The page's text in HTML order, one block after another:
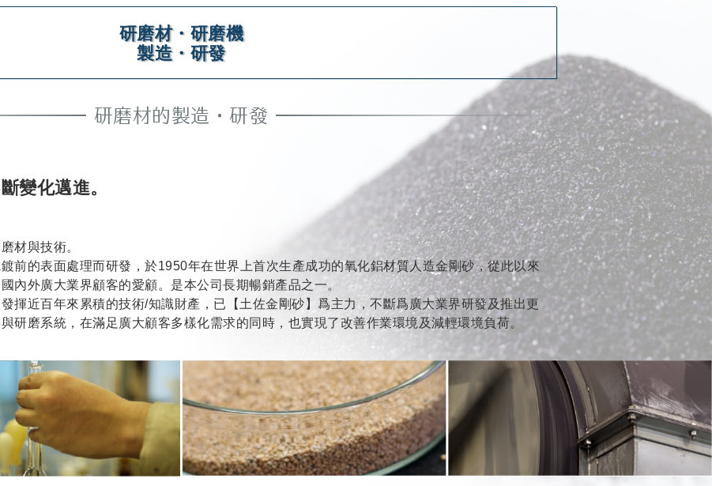
研磨材・研磨機
製造・研發
研磨材的製造・研發
變化邁進。
材與技術。
前的表面處理而研發，於1950年在世界上首次生產成功的氧化鋁材質人造金剛砂，從此以來
內外廣大業界顧客的愛顧。是本公司長期暢銷產品之一。
揮近百年來累積的技術/知識財產，已【土佐金剛砂】爲主力，不斷爲廣大業界研發及推出更
研磨系統，在滿足廣大顧客多樣化需求的同時，也實現了改善作業環境及減輕環境負荷。